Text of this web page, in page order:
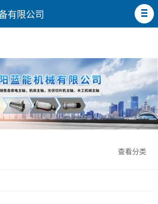
有限公司
查看分类